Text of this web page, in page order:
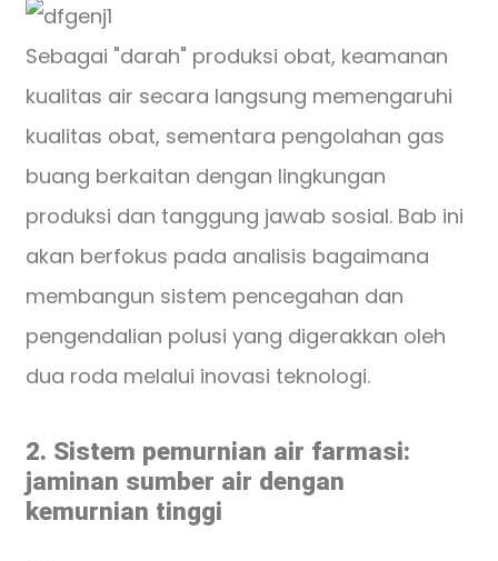
Sebagai "darah" produksi obat, keamanan
kualitas air secara langsung memengaruhi
kualitas obat, sementara pengolahan gas
buang berkaitan dengan lingkungan
produksi dan tanggung jawab sosial. Bab ini
akan berfokus pada analisis bagaimana
membangun sistem pencegahan dan
pengendalian polusi yang digerakkan oleh
dua roda melalui inovasi teknologi.
2. Sistem pemurnian air farmasi:
jaminan sumber air dengan
kemurnian tinggi